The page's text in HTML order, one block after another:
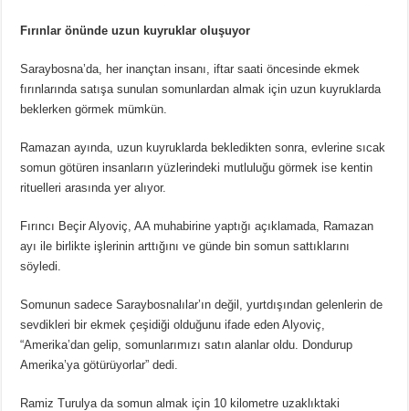
Fırınlar önünde uzun kuyruklar oluşuyor
Saraybosna’da, her inançtan insanı, iftar saati öncesinde ekmek
fırınlarında satışa sunulan somunlardan almak için uzun kuyruklarda
beklerken görmek mümkün.
Ramazan ayında, uzun kuyruklarda bekledikten sonra, evlerine sıcak
somun götüren insanların yüzlerindeki mutluluğu görmek ise kentin
rituelleri arasında yer alıyor.
Fırıncı Beçir Alyoviç, AA muhabirine yaptığı açıklamada, Ramazan
ayı ile birlikte işlerinin arttığını ve günde bin somun sattıklarını
söyledi.
Somunun sadece Saraybosnalılar’ın değil, yurtdışından gelenlerin de
sevdikleri bir ekmek çeşidiği olduğunu ifade eden Alyoviç,
“Amerika’dan gelip, somunlarımızı satın alanlar oldu. Dondurup
Amerika’ya götürüyorlar” dedi.
Ramiz Turulya da somun almak için 10 kilometre uzaklıktaki